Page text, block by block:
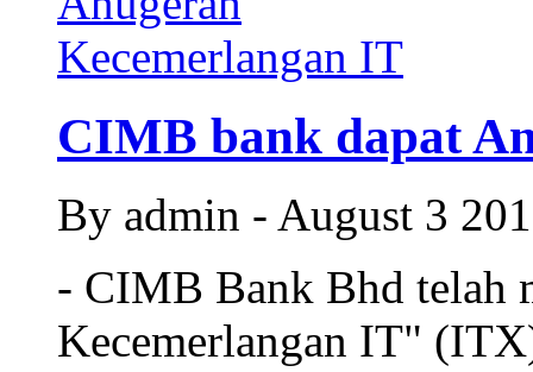
CIMB bank dapat
By admin - August 3
- CIMB Bank Bhd telah
Kecemerlangan IT"